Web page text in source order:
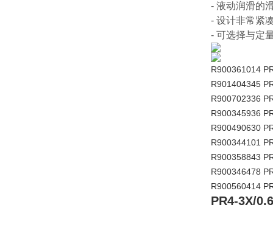
- 液动润滑的
- 设计非常紧
- 可选择与定
R900361014
R901404345
R900702336
R900345936
R900490630
R900344101
R900358843
R900346478
R900560414
PR4-3X/